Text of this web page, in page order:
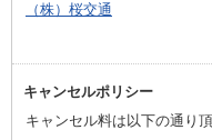
（株）桜交通
キャンセルポリシー
キャンセル料は以下の通り